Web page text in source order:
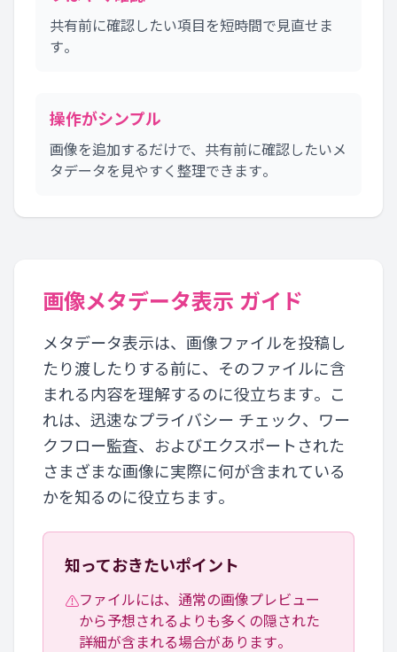
共有前に確認したい項目を短時間で見直せま
す。
操作がシンプル
画像を追加するだけで、共有前に確認したいメ
タデータを見やすく整理できます。
画像メタデータ表示 ガイド
メタデータ表示は、画像ファイルを投稿し
たり渡したりする前に、そのファイルに含
まれる内容を理解するのに役立ちます。こ
れは、迅速なプライバシー チェック、ワー
クフロー監査、およびエクスポートされた
さまざまな画像に実際に何が含まれている
かを知るのに役立ちます。
知っておきたいポイント
⚠ファイルには、通常の画像プレビュー
から予想されるよりも多くの隠された
詳細が含まれる場合があります。